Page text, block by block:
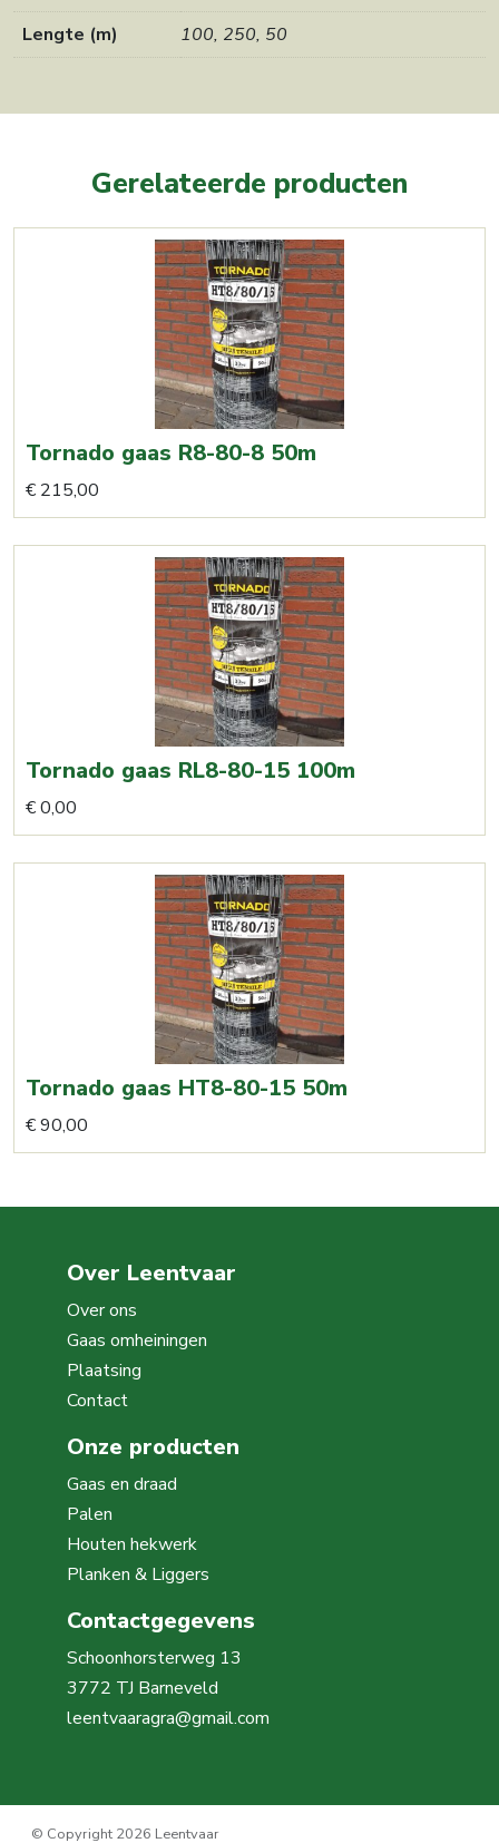
Lengte (m) 100, 250, 50
Gerelateerde producten
Tornado gaas R8-80-8 50m
€ 215,00
Tornado gaas RL8-80-15 100m
€0,00
Tornado gaas HT8-80-15 50m
€90,00
Over Leentvaar
Over ons
Gaas omheiningen
Plaatsing
Contact
Onze producten
Gaas en draad
Palen
Houten hekwerk
Planken & Liggers
Contactgegevens
Schoonhorsterweg 13
3772 TJ Barneveld
leentvaaragra@gmail.com
© Copyright 2026 Leentvaar